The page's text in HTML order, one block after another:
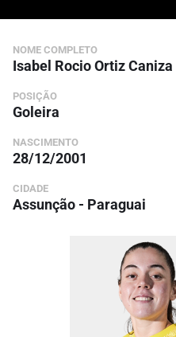
NOME COMPLETO
Isabel Rocio Ortiz Caniza
POSIÇÃO
Goleira
NASCIMENTO
28/12/2001
CIDADE
Assunção - Paraguai